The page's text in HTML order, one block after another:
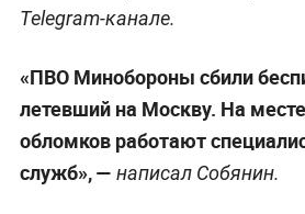
Telegram-канале.
«ПВО Минобороны сбили
летевший на Москву. На
обломков работают
служб», — написал Собянин.